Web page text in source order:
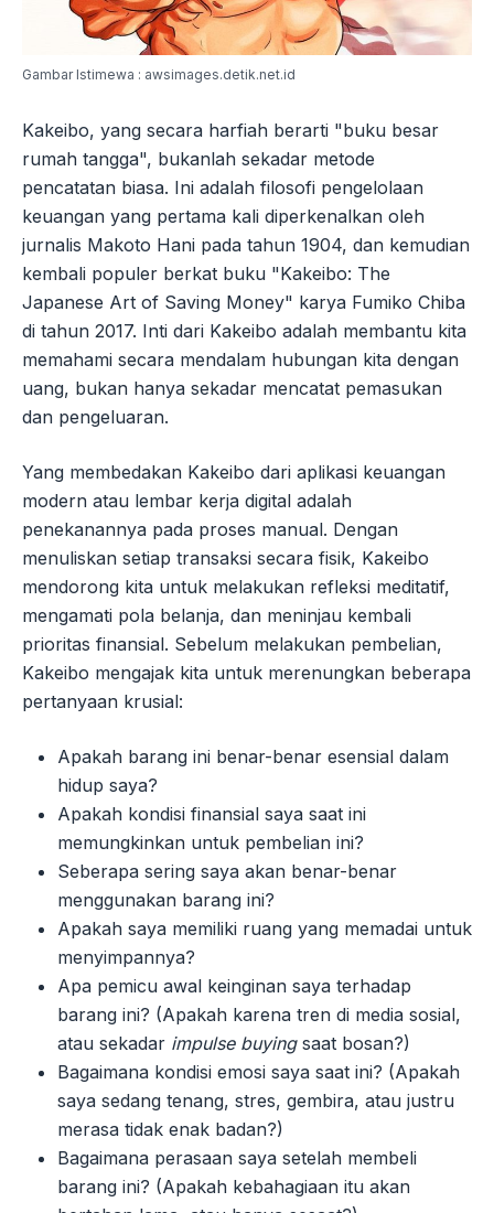
Gambar Istimewa : awsimages.detik.net.id
Kakeibo, yang secara harfiah berarti "buku besar
rumah tangga", bukanlah sekadar metode
pencatatan biasa. Ini adalah filosofi pengelolaan
keuangan yang pertama kali diperkenalkan oleh
jurnalis Makoto Hani pada tahun 1904, dan kemudian
kembali populer berkat buku "Kakeibo: The
Japanese Art of Saving Money" karya Fumiko Chiba
di tahun 2017. Inti dari Kakeibo adalah membantu kita
memahami secara mendalam hubungan kita dengan
uang, bukan hanya sekadar mencatat pemasukan
dan pengeluaran.
Yang membedakan Kakeibo dari aplikasi keuangan
modern atau lembar kerja digital adalah
penekanannya pada proses manual. Dengan
menuliskan setiap transaksi secara fisik, Kakeibo
mendorong kita untuk melakukan refleksi meditatif,
mengamati pola belanja, dan meninjau kembali
prioritas finansial. Sebelum melakukan pembelian,
Kakeibo mengajak kita untuk merenungkan beberapa
pertanyaan krusial:
Apakah barang ini benar-benar esensial dalam
hidup saya?
Apakah kondisi finansial saya saat ini
memungkinkan untuk pembelian ini?
Seberapa sering saya akan benar-benar
menggunakan barang ini?
Apakah saya memiliki ruang yang memadai untuk
menyimpannya?
Apa pemicu awal keinginan saya terhadap
barang ini? (Apakah karena tren di media sosial,
atau sekadar impulse buyingsaat bosan?)
Bagaimana kondisi emosi saya saat ini? (Apakah
saya sedang tenang, stres, gembira, atau justru
merasa tidak enak badan?)
Bagaimana perasaan saya setelah membeli
barang ini? (Apakah kebahagiaan itu akan